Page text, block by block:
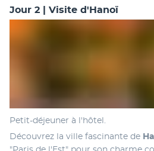
Jour 2 | Visite d'Hanoï
Petit-déjeuner à l'hôtel.
Découvrez la ville fascinante de